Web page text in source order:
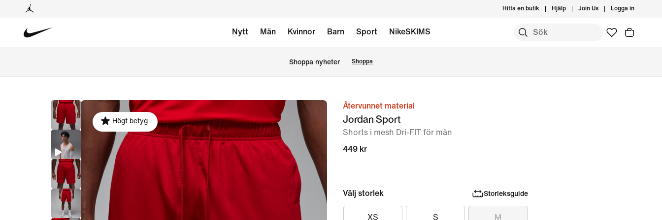
Hitta en butik Hjälp Join Us Logga in
Nytt Män Kvinnor Barn Sport NikeSKIMS
Shoppa nyheter Shoppa
Högt betyg
Återvunnet material
Jordan Sport
Shorts i mesh Dri-FIT för män
449 kr
Välj storlek Storleksguide
XS S M